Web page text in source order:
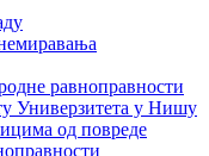
равноправности
Универзитета у Нишу
од повреде